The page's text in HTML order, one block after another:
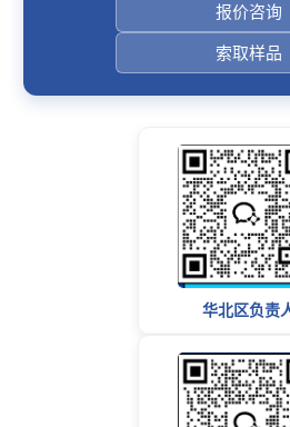
报价咨询
索取样品
华北区负责